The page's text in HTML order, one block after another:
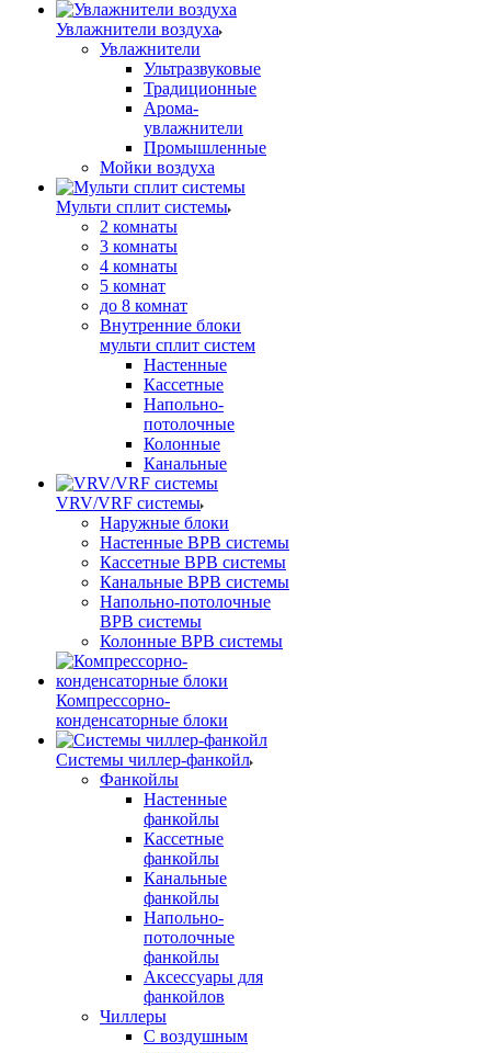
Увлажнители воздуха
Увлажнители
Ультразвуковые
Традиционные
Арома-
увлажнители
Промышленные
Мойки воздуха
Мульти сплит системы
2 комнаты
3 комнаты
4 комнаты
5 комнат
до 8 комнат
Внутренние блоки
мульти сплит систем
Настенные
Кассетные
Напольно-
потолочные
Колонные
Канальные
VRV/VRF системы
Наружные блоки
Настенные ВРВ системы
Кассетные ВРВ системы
Канальные ВРВ системы
Напольно-потолочные
ВРВ системы
Колонные ВРВ системы
Компрессорно-
конденсаторные блоки
Системы чиллер-фанкойл
Фанкойлы
Настенные
фанкойлы
Кассетные
фанкойлы
Канальные
фанкойлы
Напольно-
потолочные
фанкойлы
Аксессуары для
фанкойлов
Чиллеры
С воздушным